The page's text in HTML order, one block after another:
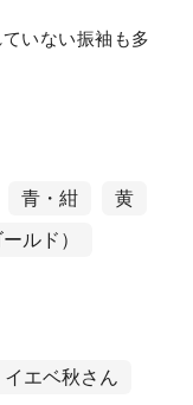
いない振袖も多
青・紺
黄
ルド）
イエベ秋さん